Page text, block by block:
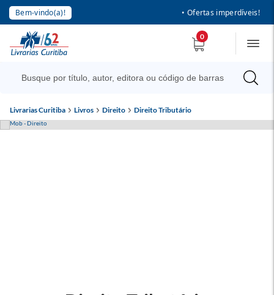
Bem-vindo(a)! • Ofertas imperdíveis!
0
Livrarias Curitiba Livros Direito Direito Tributário